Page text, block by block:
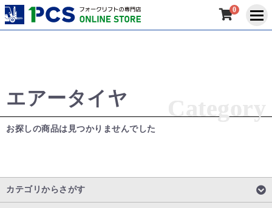
0
エアータイヤ
お探しの商品は見つかりませんでした
カテゴリからさがす